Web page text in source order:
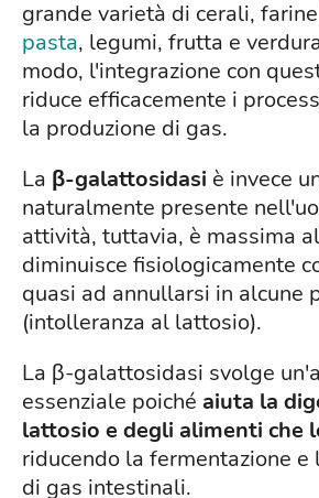
grande varietà di cerali,
pasta, legumi, frutta e
modo, l'integrazione con
riduce efficacemente i
la produzione di gas.
La β-galattosidasi è invece
naturalmente presente
attività, tuttavia, è massima
diminuisce fisiologicamente
quasi ad annullarsi in alcune
(intolleranza al lattosio).
La β-galattosidasi svolge
essenziale poiché aiuta la
lattosio e degli alimenti che
riducendo la fermentazione e
di gas intestinali.